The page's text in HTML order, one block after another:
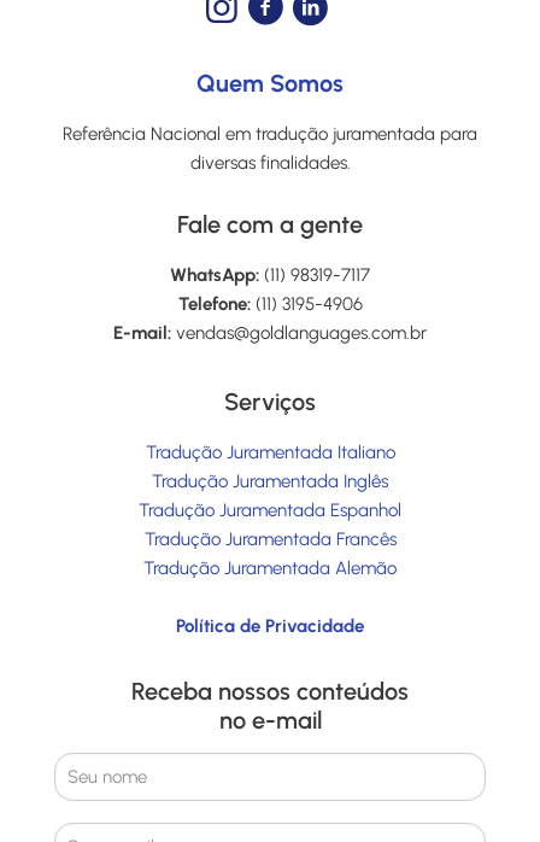
Quem Somos
Referência Nacional em tradução juramentada para
diversas finalidades.
Fale com a gente
WhatsApp: (11) 98319-7117
Telefone:(11) 3195-4906
E-mail: vendas@goldlanguages.com.br
Serviços
Tradução Juramentada Italiano
Tradução Juramentada Inglês
Tradução Juramentada Espanhol
Tradução Juramentada Francês
Tradução Juramentada Alemão
Política de Privacidade
Receba nossos conteúdos
no e-mail